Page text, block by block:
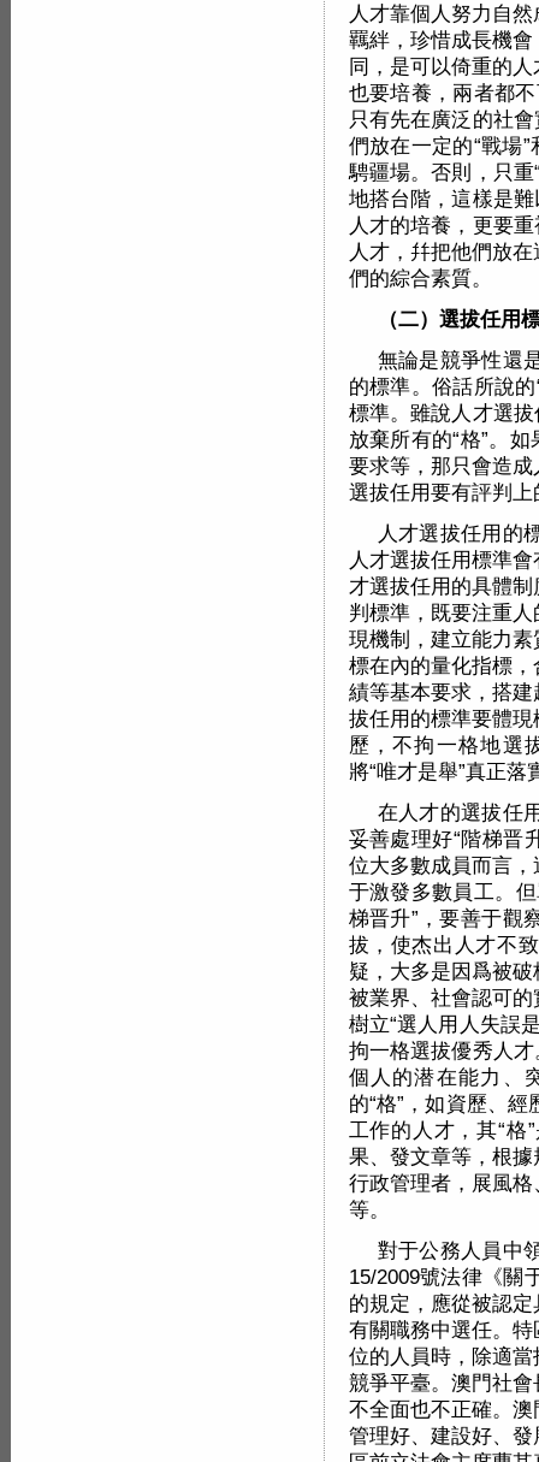
人才靠個人努力自
羈絆，珍惜成長機
同，是可以倚重的
也要培養，兩者都
只有先在廣泛的社
們放在一定的“戰場
騁疆場。否則，只
地搭台階，這樣是
人才的培養，更要
人才，幷把他們放
們的綜合素質。
（二）選拔任用
無論是競爭性還
的標準。俗話所說
標準。雖說人才選
放棄所有的“格”。
要求等，那只會造
選拔任用要有評判上
人才選拔任用的
人才選拔任用標準
才選拔任用的具體
判標準，既要注重
現機制，建立能力
標在內的量化指標
績等基本要求，搭
拔任用的標準要體
歷，不拘一格地選
將“唯才是舉”真正
在人才的選拔任
妥善處理好“階梯晋
位大多數成員而言
于激發多數員工。
梯晋升”，要善于觀
拔，使杰出人才不
疑，大多是因爲被
被業界、社會認可
樹立“選人用人失誤
拘一格選拔優秀人
個人的潜在能力、
的“格”，如資歷、
工作的人才，其“格
果、發文章等，根
行政管理者，展風
等。
對于公務人員中
15/2009號法律《關
的規定，應從被認
有關職務中選任。
位的人員時，除適
競爭平臺。澳門社
不全面也不正確。
管理好、建設好、